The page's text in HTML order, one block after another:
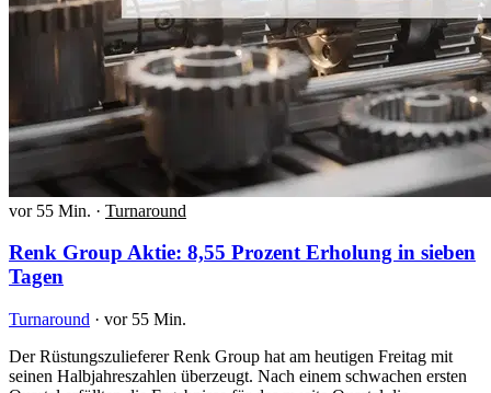
vor 55 Min. · Turnaround
Renk Group Aktie: 8,55 Prozent Erholung in sieben
Tagen
Turnaround · vor 55 Min.
Der Rüstungszulieferer Renk Group hat am heutigen Freitag mit
seinen Halbjahreszahlen überzeugt. Nach einem schwachen ersten